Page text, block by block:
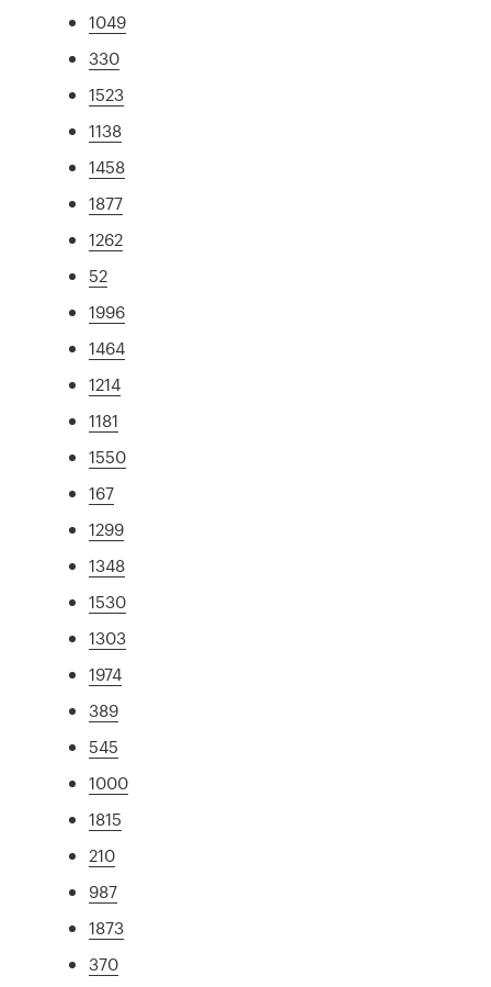
1049
330
1523
1138
1458
1877
1262
52
1996
1464
1214
1181
1550
167
1299
1348
1530
1303
1974
389
545
1000
1815
210
987
1873
370